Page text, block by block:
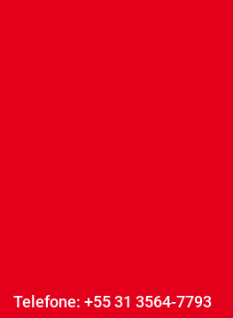
Telefone: +55 31 3564-7793